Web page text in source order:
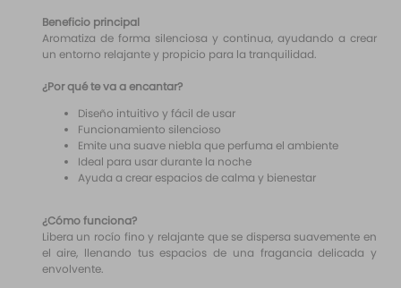
Beneficio principal
Aromatiza de forma silenciosa y continua, ayudando a crear
un entorno relajante y propicio para la tranquilidad.
¿Por qué te va a encantar?
Diseño intuitivo y fácil de usar
Funcionamiento silencioso
Emite una suave niebla que perfuma el ambiente
Ideal para usar durante la noche
Ayuda a crear espacios de calma y bienestar
¿Cómo funciona?
Libera un rocío fino y relajante que se dispersa suavemente en
el aire, llenando tus espacios de una fragancia delicada y
envolvente.